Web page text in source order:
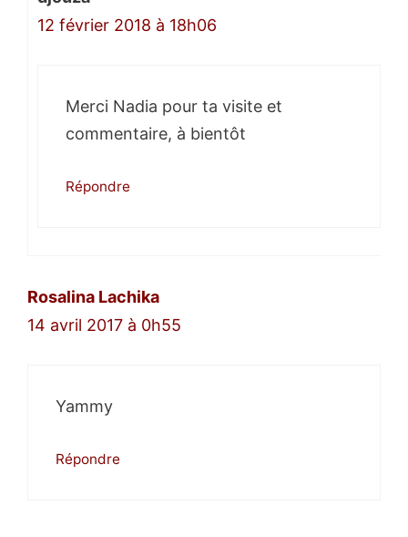
12 février 2018 à 18h06
Merci Nadia pour ta visite et
commentaire, à bientôt
Répondre
Rosalina Lachika
14 avril 2017 à 0h55
Yammy
Répondre